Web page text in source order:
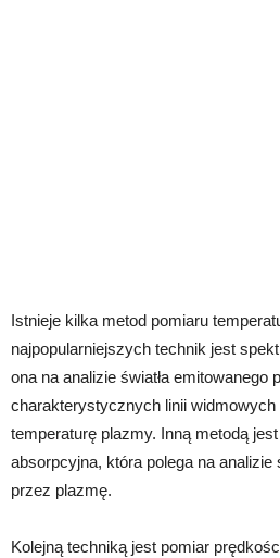
Istnieje kilka metod pomiaru
najpopularniejszych technik jest
ona na analizie światła emitowanego
charakterystycznych linii widmowych
temperaturę plazmy. Inną metodą
absorpcyjna, która polega na analizie
przez plazmę.
Kolejną techniką jest pomiar